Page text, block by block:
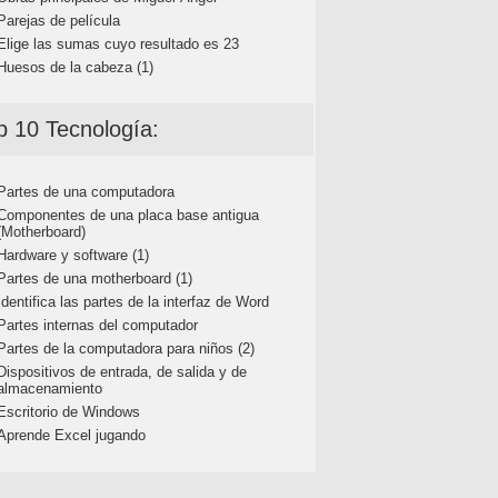
de película
las sumas cuyo resultado es 23
de la cabeza (1)
10 Tecnología:
de una computadora
de una placa base antigua
y software (1)
de una motherboard (1)
las partes de la interfaz de Word
internas del computador
de la computadora para niños (2)
de entrada, de salida y de
de Windows
Excel jugando